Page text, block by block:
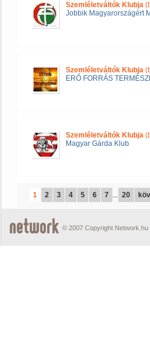
Szemléletváltók Klubja
Jobbik Magyarországért
Szemléletváltók Klubja
ERŐ FORRÁS
Szemléletváltók Klubja
Magyar Gárda Klub
1 2 3 4 5 6 7 ... 20
© 2007 Copyright Network.hu